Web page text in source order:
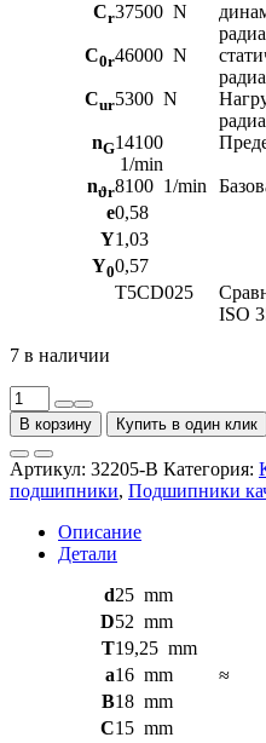
Cr37500 N
C0r46000 N
Cur5300 N
nG14100
1/min
nϑr8100 1/min
e0,58
Y1,03
Y00,57
T5CD025
ISO
7 в наличии
Количество
товара
Конические
роликовые
подшипники
32205-
FAG
В корзину Купить в один клик
Артикул: 32205-B Категория:
подшипники, Подшипники
Описание
Детали
d25 mm
D52 mm
T19,25 mm
a16 mm
≈
B18 mm
C15 mm